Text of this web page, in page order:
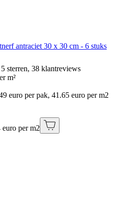
antraciet 30 x 30 cm - 6 stuks
sterren, 38 klantreviews
m²
euro per pak, 41.65 euro per m2
per m2